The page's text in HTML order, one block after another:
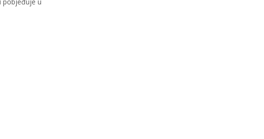
pobjeđuje u